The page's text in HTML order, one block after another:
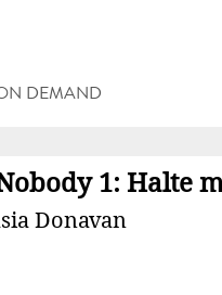
DEMAND
1: Halte
Donavan